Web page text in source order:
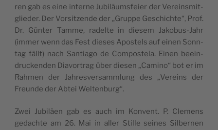
ren gab es eine inter­ne Jubi­lä­ums­fei­er der Ver­eins­mit­
glie­der. Der Vor­sit­zen­de der „Grup­pe Geschich­te“, Prof.
Dr. Gün­ter Tam­me, radel­te in die­sem Jako­bus-Jahr
(immer wenn das Fest die­ses Apos­tels auf einen Sonn­
tag fällt) nach Sant­ia­go de Com­pos­te­la. Einen beein­
dru­cken­den Dia­vor­trag über die­sen „Cami­no“ bot er im
Rah­men der Jah­res­ver­samm­lung des „Ver­eins der
Freun­de der Abtei Weltenburg“.
Zwei Jubi­lä­en gab es auch im Kon­vent. P. Cle­mens
gedach­te am 26. Mai in aller Stil­le sei­nes Sil­ber­nen